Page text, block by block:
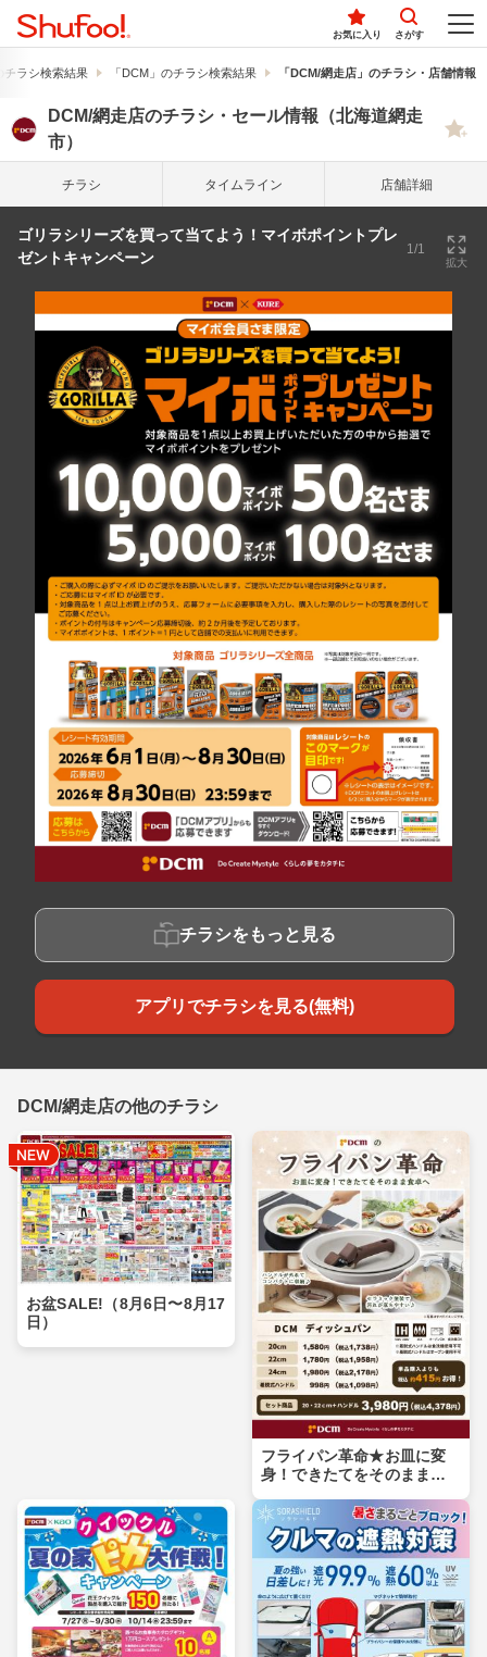
お気に入り さがす
チラシ検索結果 「DCM」のチラシ検索結果 「DCM/網走店」のチラシ・店舗情報
DCM/網走店のチラシ・セール情報（北海道網走
市）
チラシ タイム ライン 店舗詳細
ゴリラシリーズを買って当てよう！マイボポイントプレ
ゼントキャンペーン
1/1
拡大
チラシをもっと見る
アプリでチラシを見る(無料)
DCM/網走店の他のチラシ
お盆SALE!（8月6日〜8月17
日）
フライパン革命★お皿に変
身！できたてをそのまま食